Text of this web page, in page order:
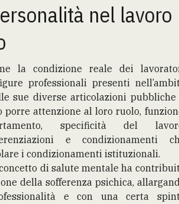
nel lavoro
la condizione reale dei
professionali presenti
sue diverse articolazioni pubbliche
porre attenzione al loro ruolo,
specificità del
e condizionamenti
i condizionamenti istituzionali.
di salute mentale ha
della sofferenza psichica,
e con una certa